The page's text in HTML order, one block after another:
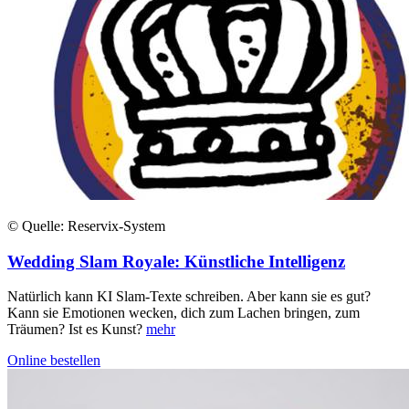
© Quelle: Reservix-System
Wedding Slam Royale: Künstliche Intelligenz
Natürlich kann KI Slam-Texte schreiben. Aber kann sie es gut?
Kann sie Emotionen wecken, dich zum Lachen bringen, zum
Träumen? Ist es Kunst? mehr
Online bestellen